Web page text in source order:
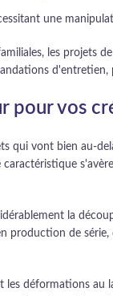
une
les
pour vos
qui vont bien au-
la
de
déformations